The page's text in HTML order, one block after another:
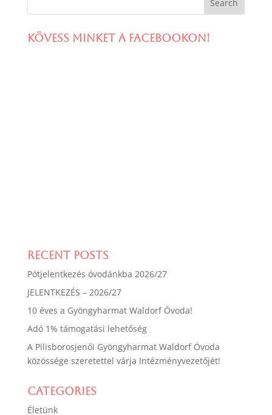
Kövess minket a facebookon!
Recent Posts
Pótjelentkezés óvodánkba 2026/27
JELENTKEZÉS – 2026/27
10 éves a Gyöngyharmat Waldorf Óvoda!
Adó 1% támogatási lehetőség
A Pilisborosjenői Gyöngyharmat Waldorf Óvoda
közössége szeretettel várja Intézményvezetőjét!
Categories
Életünk